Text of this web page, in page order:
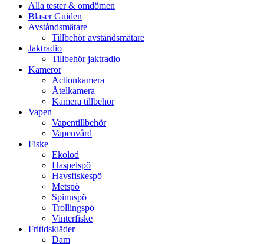
Alla tester & omdömen
Blaser Guiden
Avståndsmätare
Tillbehör avståndsmätare
Jaktradio
Tillbehör jaktradio
Kameror
Actionkamera
Åtelkamera
Kamera tillbehör
Vapen
Vapentillbehör
Vapenvård
Fiske
Ekolod
Haspelspö
Havsfiskespö
Metspö
Spinnspö
Trollingspö
Vinterfiske
Fritidskläder
Dam